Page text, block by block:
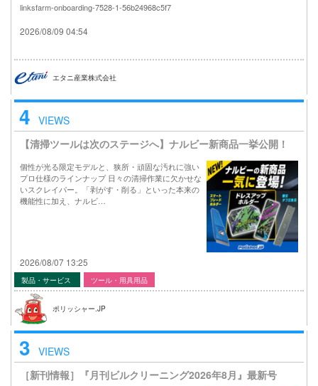
linksfarm-onboarding-7528-1-56b24968c5f7
2026/08/09 04:54
エタニ産業株式会社
4 VIEWS
【清掃ツールは次のステージへ】ナルビー新商品一挙公開！
個性が光る限定モデルと、狭所・頑固な汚れに強い
プロ仕様のラインナップ 日々の清掃作業に欠かせな
いスクレイパー。「剥がす・削る」といった本来の
機能性に加え、ナルビ…
2026/08/07 13:25
製品・サービス ツール・用具用品
ポリッシャー.JP
3 VIEWS
［新刊情報］『月刊ビルクリーニング2026年8月』最新号